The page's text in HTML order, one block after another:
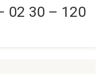
02 30 – 120